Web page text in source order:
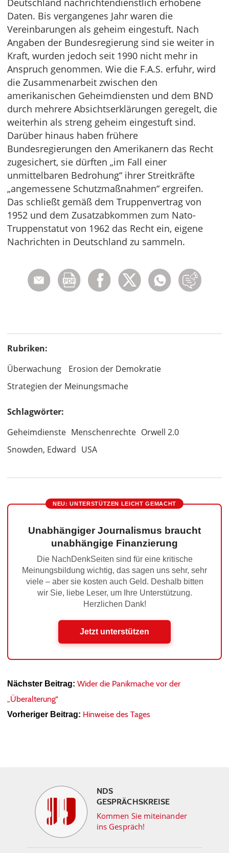
Deutschland nachrichtendienstlich erhobene
Daten. Bis vergangenes Jahr waren die
Vereinbarungen als geheim eingestuft. Nach
Angaben der Bundesregierung sind sie weiter in
Kraft, wurden jedoch seit 1990 nicht mehr in
Anspruch genommen. Wie die F.A.S. erfuhr, wird
die Zusammenarbeit zwischen den
amerikanischen Geheimdiensten und dem BND
durch mehrere Absichtserklärungen geregelt, die
weiterhin als streng geheim eingestuft sind.
Darüber hinaus haben frühere
Bundesregierungen den Amerikanern das Recht
zugesichert, sie dürften „im Fall einer
unmittelbaren Bedrohung“ ihrer Streitkräfte
„angemessene Schutzmaßnahmen“ ergreifen.
Das schließt gemäß dem Truppenvertrag von
1952 und dem Zusatzabkommen zum Nato-
Truppenstatut von 1962 das Recht ein, eigene
Nachrichten in Deutschland zu sammeln.
Rubriken:
Überwachung
Erosion der Demokratie
Strategien der Meinungsmache
Schlagwörter:
Geheimdienste Menschenrechte Orwell 2.0
Snowden, Edward USA
NEU: UNTERSTÜTZEN LEICHT GEMACHT
Unabhängiger Journalismus braucht
unabhängige Finanzierung
Die NachDenkSeiten sind für eine kritische
Meinungsbildung wichtig, das sagen uns sehr, sehr
viele – aber sie kosten auch Geld. Deshalb bitten
wir Sie, liebe Leser, um Ihre Unterstützung.
Herzlichen Dank!
Jetzt unterstützen
Nächster Beitrag: Wider die Panikmache vor der
„Überalterung“
Vorheriger Beitrag: Hinweise des Tages
NDS
GESPRÄCHSKREISE
Kommen Sie miteinander
ins Gespräch!